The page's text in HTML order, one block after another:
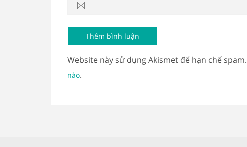
Website này sử dụng Akismet để hạn chế spam.
nào.